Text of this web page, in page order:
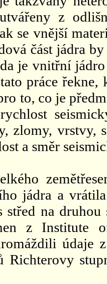
z
se vnější
část jádra
je vnitřní
práce
to, co je
zlomy, vrstvy,
a směr
jádra a
střed na
z Institute
údaje
Richterovy